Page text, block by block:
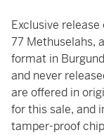
Exclusive
77 Methuselahs,
format in
and never
are offered in
for this sale, and
tamper-proof